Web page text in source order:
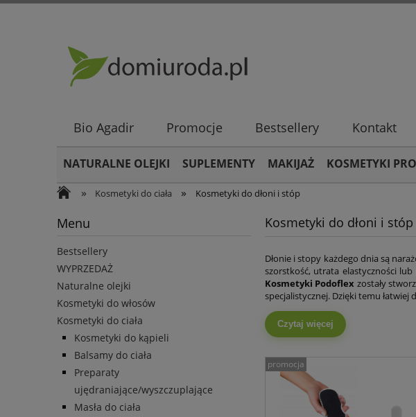
Bio Agadir Promocje Bestsellery Kontakt
NATURALNE OLEJKI SUPLEMENTY MAKIJAŻ KOSMETYKI
»
Kosmetyki do ciała » Kosmetyki do dłoni i stóp
Menu
Bestsellery
WYPRZEDAŻ
Naturalne olejki
Kosmetyki do włosów
Kosmetyki do ciała
Kosmetyki do kąpieli
Balsamy do ciała
Preparaty
ujędraniające/wyszczuplające
Masła do ciała
Kosmetyki do dłoni i stóp
Dłonie i stopy każdego dnia są
szorstkość, utrata elastyczności
Kosmetyki Podoflex zostały
specjalistycznej. Dzięki temu
Czytaj więcej
promocja